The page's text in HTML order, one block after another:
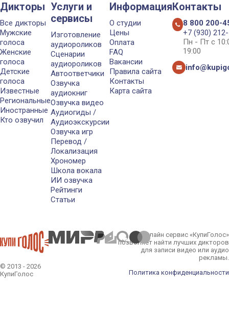
Дикторы
Все дикторы
Мужские
голоса
Женские
голоса
Детские
голоса
Известные
Региональные
Иностранные
Кто озвучил
Услуги и
сервисы
Изготовление
аудиороликов
Сценарии
аудиороликов
Автоответчики
Озвучка
аудиокниг
Озвучка видео
Аудиогиды /
Аудиоэкскурсии
Озвучка игр
Перевод /
Локализация
Хрономер
Школа вокала
ИИ озвучка
Рейтинги
Статьи
Информация
О студии
Цены
Оплата
FAQ
Вакансии
Правила сайта
Контакты
Карта сайта
Контакты
8 800 200-
+7 (930)
Пн - Пт с
19:00
© 2013 - 2026
КупиГолос
Онлайн сервис «КупиГолос»
позволяет найти лучших дикторов
для записи видео или аудио
рекламы.
Политика конфиденциальности